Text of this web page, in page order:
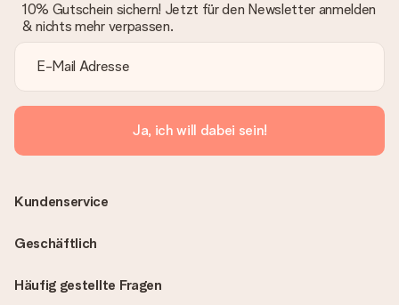
10% Gutschein sichern! Jetzt für den Newsletter anmelden
& nichts mehr verpassen.
Ja, ich will dabei sein!
Häufig gestellte Fragen
Kundenservice
Geschäftlich